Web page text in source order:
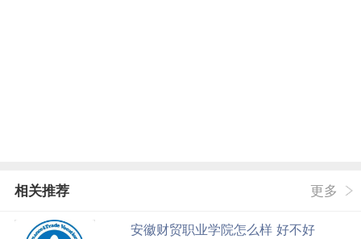
相关推荐 更多
安徽财贸职业学院怎么样 好不好